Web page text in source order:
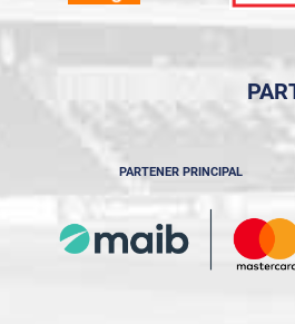
PARTENER PRINCIPAL